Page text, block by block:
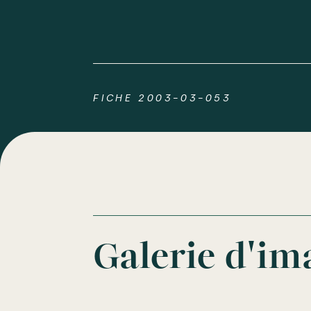
FICHE 2003-03-053
Galerie